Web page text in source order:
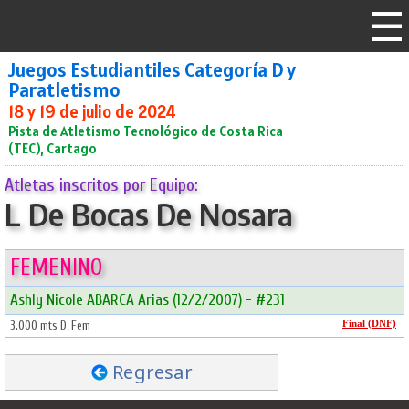
Juegos Estudiantiles Categoría D y
Paratletismo
18 y 19 de julio de 2024
Pista de Atletismo Tecnológico de Costa Rica
(TEC), Cartago
Atletas inscritos por Equipo:
L De Bocas De Nosara
FEMENINO
Ashly Nicole ABARCA Arias (12/2/2007) - #231
3.000 mts D, Fem Final (DNF)
Regresar